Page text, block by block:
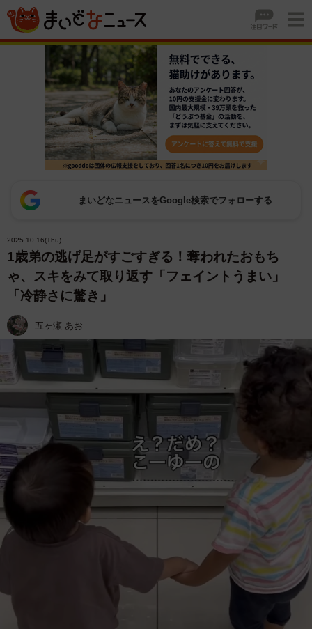
まいどなニュースをGoogle検索でフォローする
2025.10.16(Thu)
1歳弟の逃げ足がすごすぎる！奪われたおもち
ゃ、スキをみて取り返す「フェイントうまい」
「冷静さに驚き」
五ヶ瀬 あお